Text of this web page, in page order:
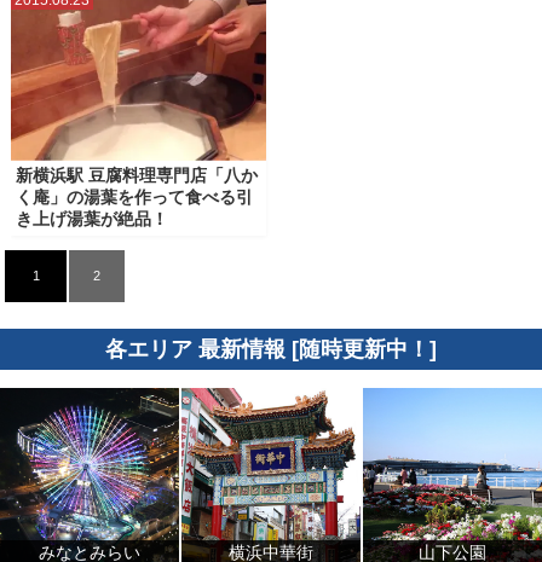
新横浜駅 豆腐料理専門店「八か
く庵」の湯葉を作って食べる引
き上げ湯葉が絶品！
1 2
各エリア 最新情報 [随時更新中！]
みなとみらい 横浜中華街 山下公園